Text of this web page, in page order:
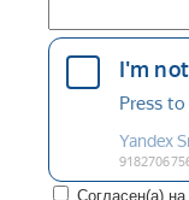
Согласен(а) на